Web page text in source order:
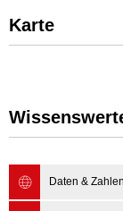
Karte
Daten &